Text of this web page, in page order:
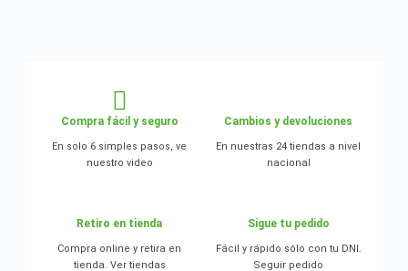
Compra fácil y seguro
En solo 6 simples pasos, ve
nuestro video
Retiro en tienda
Compra online y retira en
tienda. Ver tiendas
Cambios y devoluciones
En nuestras 24 tiendas a nivel
nacional
Sigue tu pedido
Fácil y rápido sólo con tu DNI.
Seguir pedido